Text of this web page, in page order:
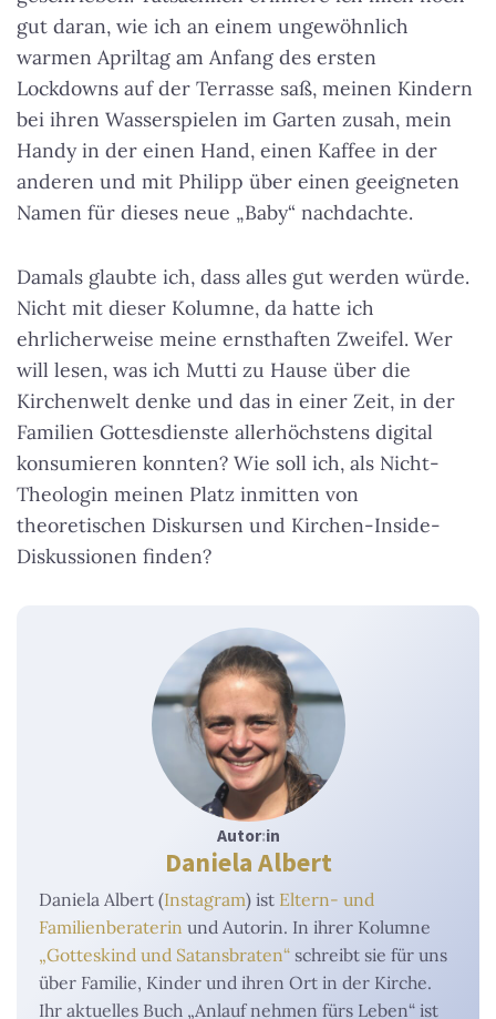
gut daran, wie ich an einem ungewöhnlich
warmen Apriltag am Anfang des ersten
Lockdowns auf der Terrasse saß, meinen Kindern
bei ihren Wasserspielen im Garten zusah, mein
Handy in der einen Hand, einen Kaffee in der
anderen und mit Philipp über einen geeigneten
Namen für dieses neue „Baby“ nachdachte.
Damals glaubte ich, dass alles gut werden würde.
Nicht mit dieser Kolumne, da hatte ich
ehrlicherweise meine ernsthaften Zweifel. Wer
will lesen, was ich Mutti zu Hause über die
Kirchenwelt denke und das in einer Zeit, in der
Familien Gottesdienste allerhöchstens digital
konsumieren konnten? Wie soll ich, als Nicht-
Theologin meinen Platz inmitten von
theoretischen Diskursen und Kirchen-Inside-
Diskussionen finden?
Autor:in
Daniela Albert
Daniela Albert (Instagram) ist Eltern- und
Familienberaterin und Autorin. In ihrer Kolumne
„Gotteskind und Satansbraten“ schreibt sie für uns
über Familie, Kinder und ihren Ort in der Kirche.
Ihr aktuelles Buch „Anlauf nehmen fürs Leben“ ist